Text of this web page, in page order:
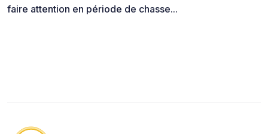
faire attention en période de chasse...